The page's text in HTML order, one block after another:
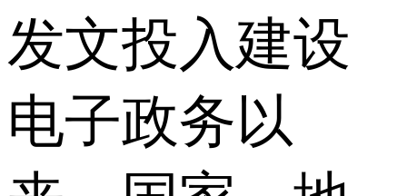
发文投入建设
电子政务以